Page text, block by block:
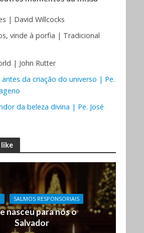
| David Willcocks
vinde à porfia | Tradicional
| John Rutter
da criação do universo | Pe.
da beleza divina | Pe. José
like
SALMOS RESPONSORIAIS
nasceu para nós o
Salvador